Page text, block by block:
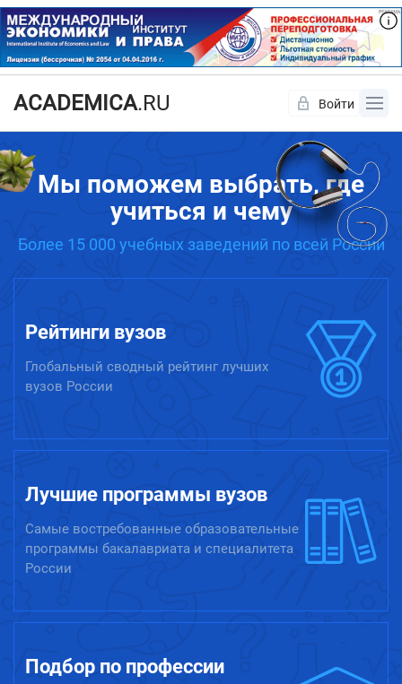
ACADEMICA.RU Войти
Мы поможем выбрать, где
учиться и чему
Более 15 000 учебных заведений по всей России
Рейтинги вузов
Глобальный сводный рейтинг лучших
вузов России
Лучшие программы вузов
Самые востребованные образовательные
программы бакалавриата и специалитета
России
Подбор по профессии
Да Нет